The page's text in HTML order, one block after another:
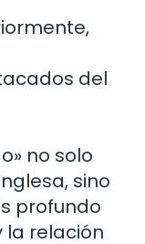
del
no solo
sino
profundo
la relación